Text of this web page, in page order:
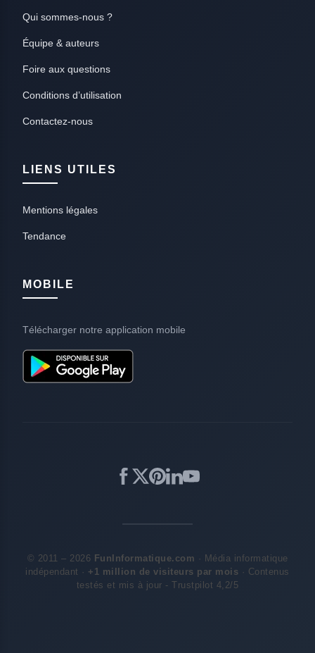
Qui sommes-nous ?
Équipe & auteurs
Foire aux questions
Conditions d’utilisation
Contactez-nous
LIENS UTILES
Mentions légales
Tendance
MOBILE
Télécharger notre application mobile
© 2011 – 2026 FunInformatique.com · Média informatique
indépendant · +1 million de visiteurs par mois · Contenus
testés et mis à jour - Trustpilot 4,2/5